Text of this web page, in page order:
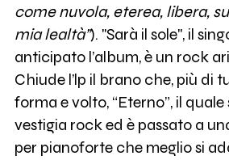
come nuvola, eterea, libera,
mia lealtà”). "Sarà il sole", il
anticipato l’album, è un rock
Chiude l’lp il brano che, più di
forma e volto, “Eterno”, il quale
vestigia rock ed è passato a
per pianoforte che meglio si